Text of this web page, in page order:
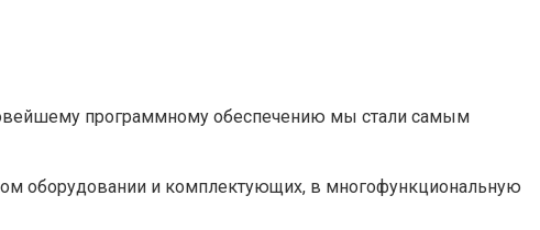
программному обеспечению мы стали самым
оборудовании и комплектующих, в многофункциональную